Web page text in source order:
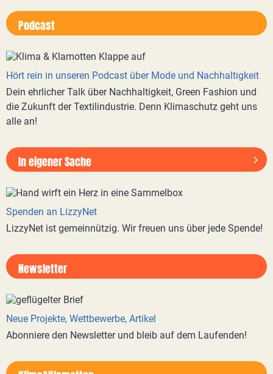
Podcast
Hört rein in unseren Podcast über Mode und Nachhaltigkeit
Dein ehrlicher Talk über Nachhaltigkeit, Green Fashion und
die Zukunft der Textilindustrie. Denn Klimaschutz geht uns
alle an!
In eigener Sache
Spenden an LizzyNet
LizzyNet ist gemeinnützig. Wir freuen uns über jede Spende!
Newsletter
Neue Projekte, Wettbewerbe, Artikel
Abonniere den Newsletter und bleib auf dem Laufenden!